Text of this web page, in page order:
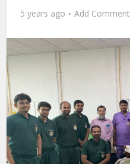
5 years ago Add Comment